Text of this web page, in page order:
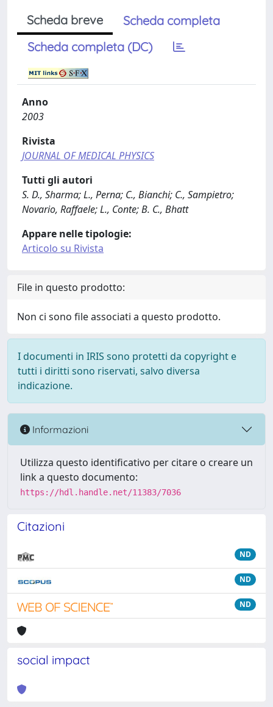
Scheda breve
Scheda completa
Scheda completa (DC)
Anno
2003
Rivista
JOURNAL OF MEDICAL PHYSICS
Tutti gli autori
S. D., Sharma; L., Perna; C., Bianchi; C., Sampietro;
Novario, Raffaele; L., Conte; B. C., Bhatt
Appare nelle tipologie:
Articolo su Rivista
File in questo prodotto:
Non ci sono file associati a questo prodotto.
I documenti in IRIS sono protetti da copyright e
tutti i diritti sono riservati, salvo diversa
indicazione.
Informazioni
Utilizza questo identificativo per citare o creare un
link a questo documento:
https://hdl.handle.net/11383/7036
Citazioni
ND
ND
ND
social impact